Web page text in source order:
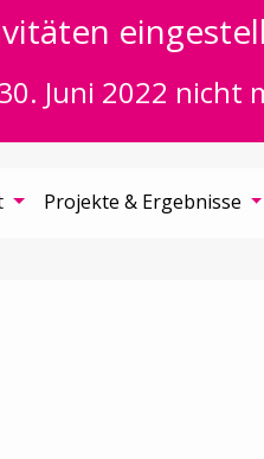
Juni 2022 nicht
Projekte & Ergebnisse